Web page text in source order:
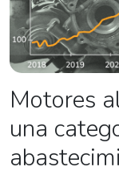
Motores
una